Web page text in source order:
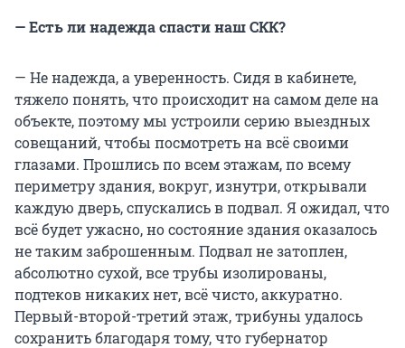
— Есть ли надежда спасти наш СКК?
— Не надежда, а уверенность. Сидя в кабинете,
тяжело понять, что происходит на самом деле на
объекте, поэтому мы устроили серию выездных
совещаний, чтобы посмотреть на всё своими
глазами. Прошлись по всем этажам, по всему
периметру здания, вокруг, изнутри, открывали
каждую дверь, спускались в подвал. Я ожидал, что
всё будет ужасно, но состояние здания оказалось
не таким заброшенным. Подвал не затоплен,
абсолютно сухой, все трубы изолированы,
подтеков никаких нет, всё чисто, аккуратно.
Первый-второй-третий этаж, трибуны удалось
сохранить благодаря тому, что губернатор